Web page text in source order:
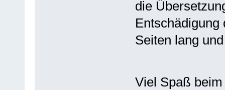
die
Seiten lang
Viel Spaß